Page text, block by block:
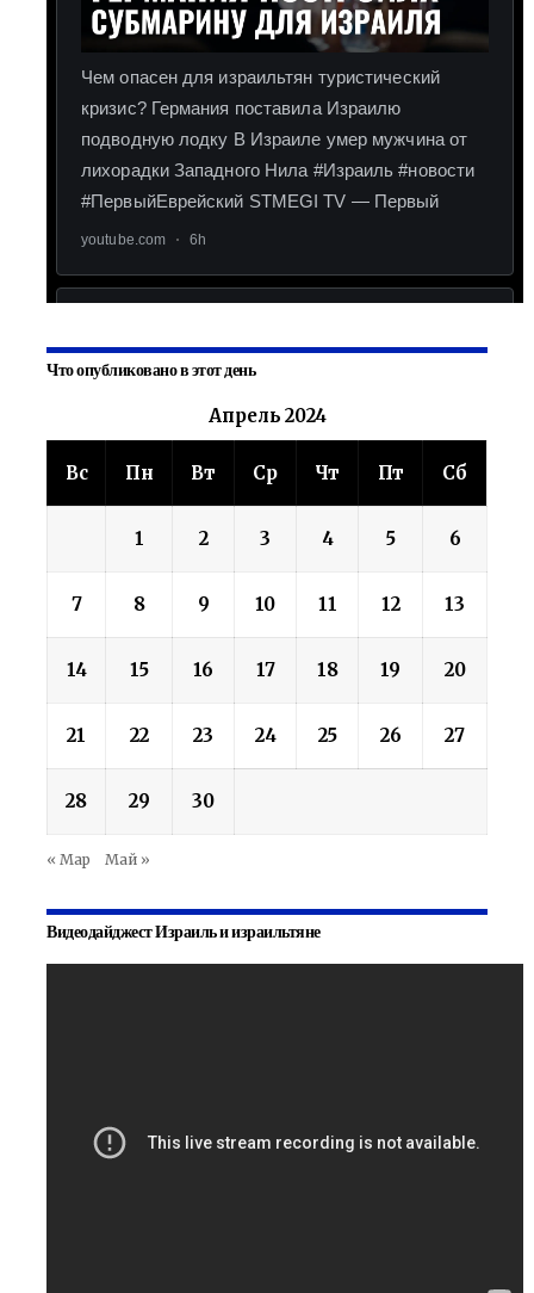
Что опубликовано в этот день
Апрель 2024
Вс Пн Вт Ср Чт Пт Сб
1 2 3 4 5 6
7 8 9 10 11 12 13
14 15 16 17 18 19 20
21 22 23 24 25 26 27
28 29 30
« Мар Май »
Видеодайджест Израиль и израильтяне